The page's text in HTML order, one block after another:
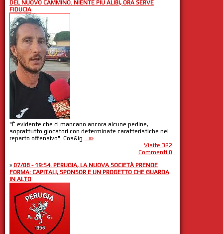
DEL NUOVO CAMMINO. NIENTE PIÙ ALIBI, ORA SERVE
FIDUCIA
"È evidente che ci mancano ancora alcune pedine,
soprattutto giocatori con determinate caratteristiche nel
reparto offensivo". Cos&ig ...»»
Visite 322
Commenti 0
» 07/08 - 19:54. PERUGIA, LA NUOVA SOCIETÀ PRENDE
FORMA: CAPITALI, SPONSOR E UN PROGETTO CHE GUARDA
IN ALTO